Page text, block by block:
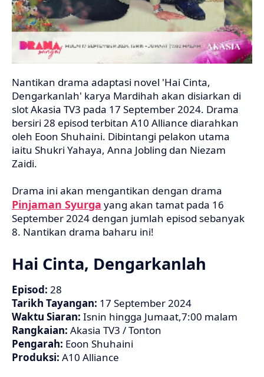
Nantikan drama adaptasi novel 'Hai Cinta,
Dengarkanlah' karya Mardihah akan disiarkan di
slot Akasia TV3 pada 17 September 2024. Drama
bersiri 28 episod terbitan A10 Alliance diarahkan
oleh Eoon Shuhaini. Dibintangi pelakon utama
iaitu Shukri Yahaya, Anna Jobling dan Niezam
Zaidi.
Drama ini akan mengantikan dengan drama
Pinjaman Syurga yang akan tamat pada 16
September 2024 dengan jumlah episod sebanyak
8. Nantikan drama baharu ini!
Hai Cinta, Dengarkanlah
Episod: 28
Tarikh Tayangan: 17 September 2024
Waktu Siaran: Isnin hingga Jumaat,7:00 malam
Rangkaian: Akasia TV3 / Tonton
Pengarah: Eoon Shuhaini
Produksi: A10 Alliance